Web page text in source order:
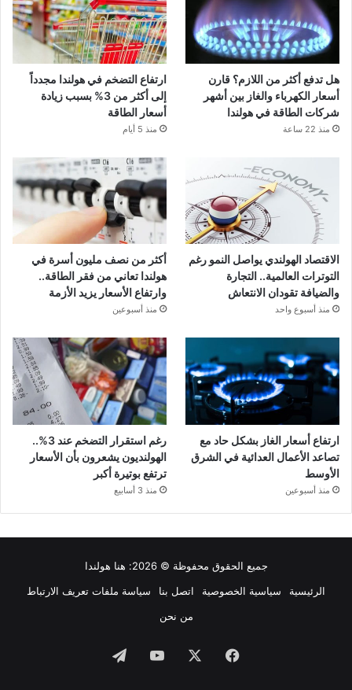
هل تدفع أكثر من اللازم؟ قارن
أسعار الكهرباء والغاز بين أشهر
شركات الطاقة في هولندا
منذ 22 ساعة
ارتفاع التضخم في هولندا مجدداً
إلى أكثر من 3% بسبب زيادة
أسعار الطاقة
منذ 5 أيام
الاقتصاد الهولندي يواصل النمو رغم
التوترات العالمية.. التجارة
والضيافة تقودان الانتعاش
منذ أسبوع واحد
أكثر من نصف مليون أسرة في
هولندا تعاني من فقر الطاقة..
وارتفاع الأسعار يزيد الأزمة
منذ أسبوعين
ارتفاع أسعار الغاز بشكل حاد مع
تصاعد الأعمال العدائية في الشرق
الأوسط
منذ أسبوعين
رغم استقرار التضخم عند 3%..
الهولنديون يشعرون بأن الأسعار
ترتفع بوتيرة أكبر
منذ 3 أسابيع
جميع الحقوق محفوظة © 2026:
هنا هولندا
الرئيسية
سياسية الخصوصية اتصل بنا
سياسة ملفات تعريف الارتباط
من نحن
فيسبوك ‫YouTubeتيلقرام